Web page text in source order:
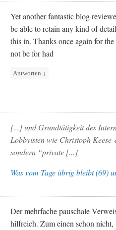
Yet another fantastic blog
be able to retain any kind of
this in. Thanks once again for
not be for had
Antworten ↓
[...] und Grundtätigkeit des
Lobbyisten wie Christoph Keese
sondern “private [...]
Was vom Tage übrig bleibt (69)
Der mehrfache pauschale
hilfreich. Zum einen schon